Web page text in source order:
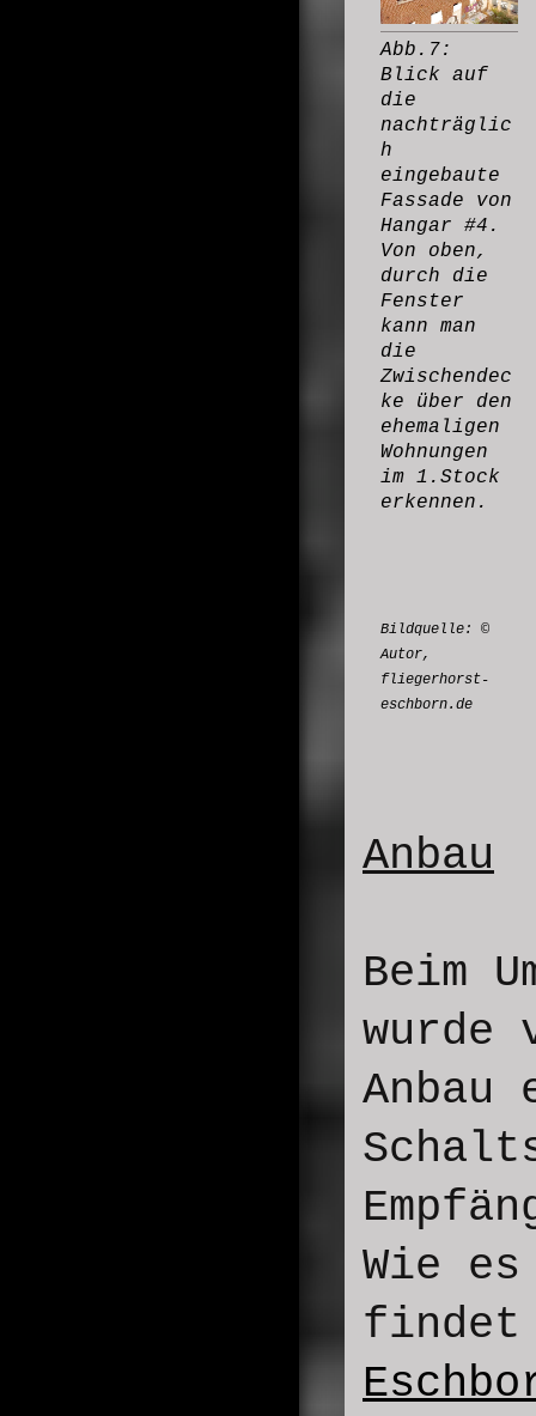
Abb.7:
Blick auf
die
nachträglic
h
eingebaute
Fassade von
Hangar #4.
Von oben,
durch die
Fenster
kann man
die
Zwischendec
ke über den
ehemaligen
Wohnungen
im 1.Stock
erkennen.
Bildquelle: ©
Autor,
fliegerhorst-
eschborn.de
Anbau
Beim
wurde
Wie
findet